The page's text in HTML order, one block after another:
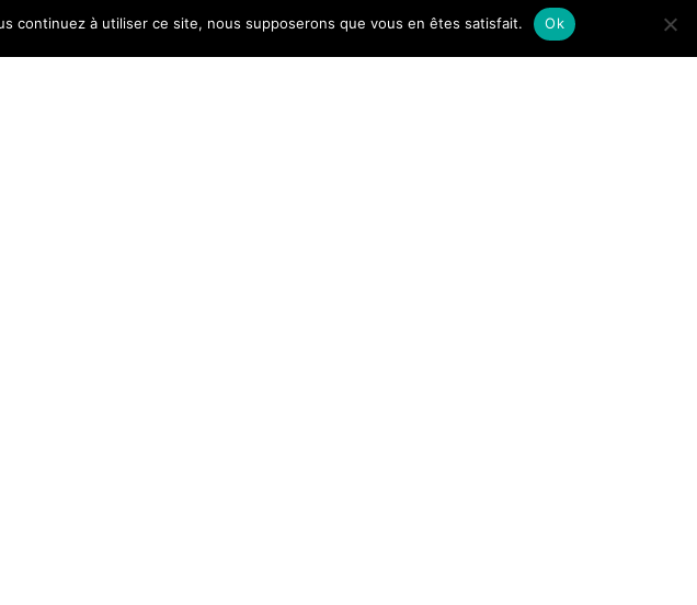
référer à notre politique sur les cookies.
Accepter En savoir plus
continuez à utiliser ce site, nous supposerons que vous en êtes satisfait. Ok